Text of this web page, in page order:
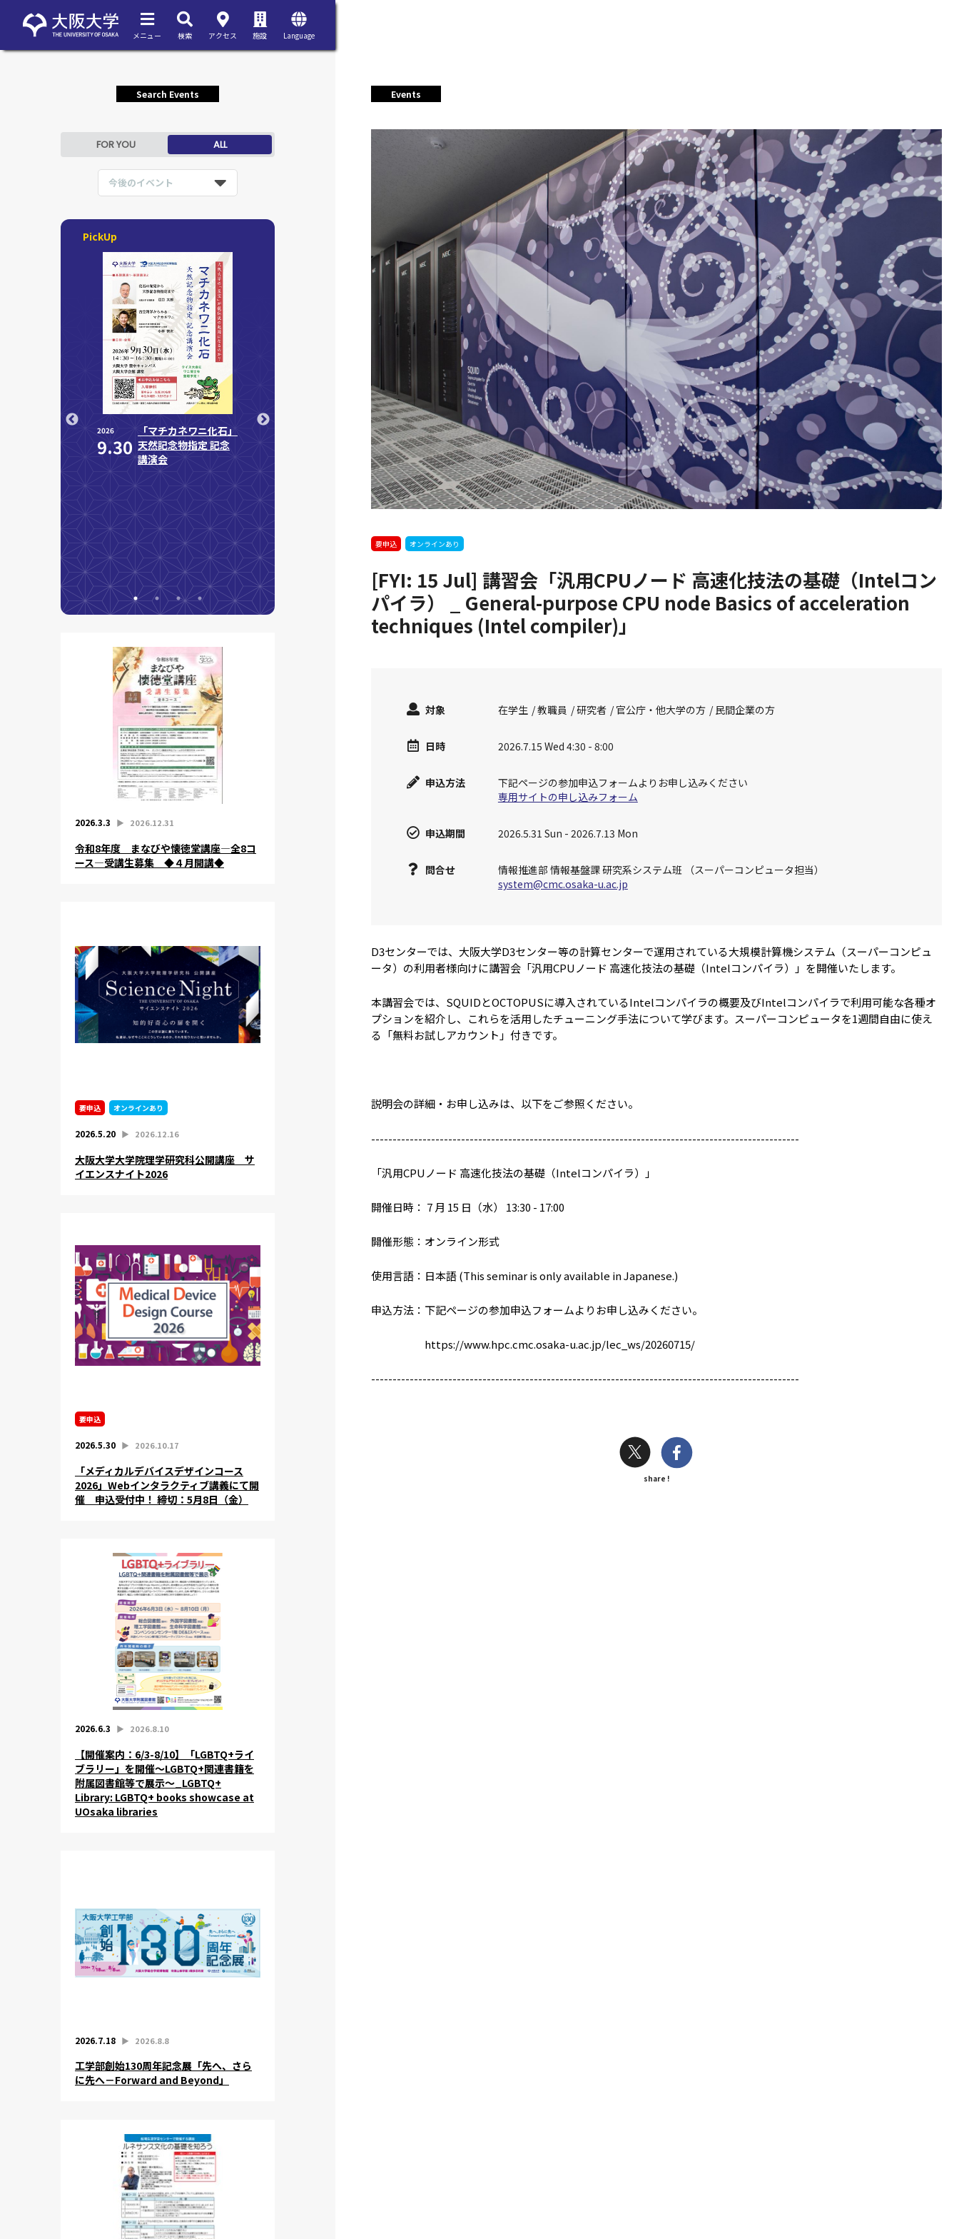
メニュー 検索 アクセス 施設 Language
Events
要申込 オンラインあり
[FYI: 15 Jul] 講習会「汎用CPUノード 高速化技法の基礎（Intelコン
パイラ） _ General-purpose CPU node Basics of acceleration
techniques (Intel compiler)」
対象 在学生 教職員 研究者 官公庁・他大学の方 民間企業の方
日時 2026.7.15 Wed 4:30 - 8:00
申込方法
下記ページの参加申込フォームよりお申し込みください
専用サイトの申し込みフォーム
申込期間 2026.5.31 Sun - 2026.7.13 Mon
問合せ
情報推進部 情報基盤課 研究系システム班 （スーパーコンピュータ担当）
system@cmc.osaka-u.ac.jp
D3センターでは、大阪大学D3センター等の計算センターで運用されている大規模計算機システム（スーパーコンピュ
ータ）の利用者様向けに講習会「汎用CPUノード 高速化技法の基礎（Intelコンパイラ）」を開催いたします。
本講習会では、SQUIDとOCTOPUSに導入されているIntelコンパイラの概要及びIntelコンパイラで利用可能な各種オ
プションを紹介し、これらを活用したチューニング手法について学びます。スーパーコンピュータを1週間自由に使え
る「無料お試しアカウント」付きです。
説明会の詳細・お申し込みは、以下をご参照ください。
----------------------------------------------------------------------------------------------------
「汎用CPUノード 高速化技法の基礎（Intelコンパイラ）」
開催日時： 7 月 15 日（水） 13:30 - 17:00
開催形態：オンライン形式
使用言語：日本語 (This seminar is only available in Japanese.)
申込方法：下記ページの参加申込フォームよりお申し込みください。
https://www.hpc.cmc.osaka-u.ac.jp/lec_ws/20260715/
----------------------------------------------------------------------------------------------------
share !
Search Events
FOR YOU ALL
今後のイベント
PickUp
2026
9.30
「マチカネワニ化石」
天然記念物指定 記念
講演会
第1回SWGs時代を切
り拓く産学共創シンポ
ジウム 「世界の課題
解決に貢献する大阪大
学の最先端研究」
2026
6.3
▶︎ 2026.8.10
【開催案内：6/3-
8/10】
「LGBTQ+ライブ
ラリー」を開催～
LGBTQ+関連書籍
を附属図書館等で
libraries
2026
9.10
「大阪大学LINKS
2026」のご案内
9.30
「マチカネワニ化石」
天然記念物指定 記念
講演会
2026.3.3 ▶︎ 2026.12.31
令和8年度 まなびや懐徳堂講座―全8コ
ース―受講生募集 ◆４月開講◆
要申込 オンラインあり
2026.5.20 ▶︎ 2026.12.16
大阪大学大学院理学研究科公開講座 サ
イエンスナイト2026
要申込
2026.5.30 ▶︎ 2026.10.17
「メディカルデバイスデザインコース
2026」Webインタラクティブ講義にて開
催 申込受付中！ 締切：5月8日（金）
2026.6.3 ▶︎ 2026.8.10
【開催案内：6/3-8/10】「LGBTQ+ライ
ブラリー」を開催～LGBTQ+関連書籍を
附属図書館等で展示～_LGBTQ+
Library: LGBTQ+ books showcase at
UOsaka libraries
2026.7.18 ▶︎ 2026.8.8
工学部創始130周年記念展「先へ、さら
に先へ－Forward and Beyond」